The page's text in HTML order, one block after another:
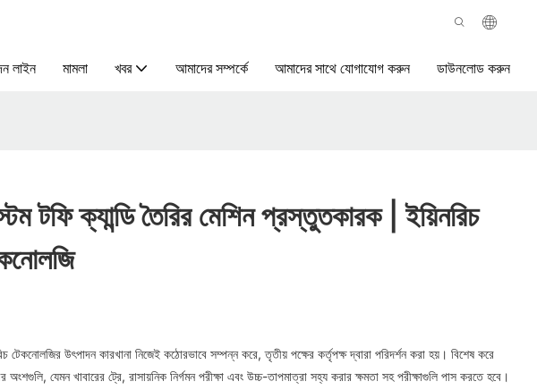
লাইন মামলা খবর আমাদের সম্পর্কে আমাদের সাথে যোগাযোগ করুন ডাউনলোড করুন
টফি ক্যান্ডি তৈরির মেশিন প্রস্তুতকারক | ইয়িনরিচ
টেকনোলজির উৎপাদন কারখানা নিজেই কঠোরভাবে সম্পন্ন করে, তৃতীয় পক্ষের কর্তৃপক্ষ দ্বারা পরিদর্শন করা হয়। বিশেষ করে
অংশগুলি, যেমন খাবারের ট্রে, রাসায়নিক নির্গমন পরীক্ষা এবং উচ্চ-তাপমাত্রা সহ্য করার ক্ষমতা সহ পরীক্ষাগুলি পাস করতে হবে।